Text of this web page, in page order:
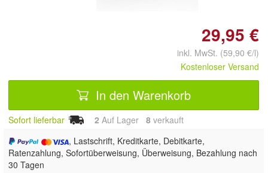
29,95 €
inkl. MwSt. (59,90 €/l)
Kostenloser Versand
In den Warenkorb
Sofort lieferbar 2 Auf Lager 8 verkauft
, Lastschrift, Kreditkarte, Debitkarte,
Ratenzahlung, Sofortüberweisung, Überweisung, Bezahlung nach
30 Tagen